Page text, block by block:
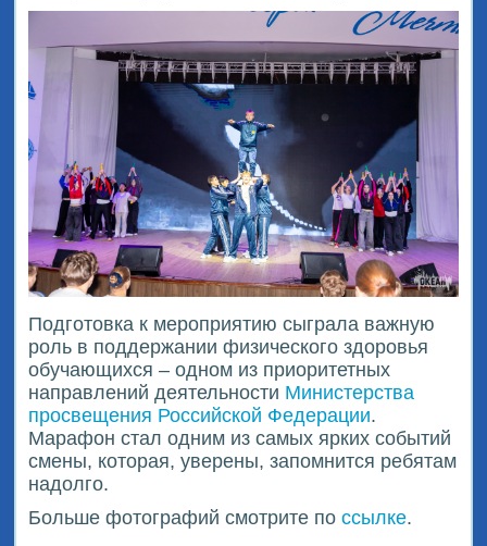
Подготовка к мероприятию сыграла важную
роль в поддержании физического здоровья
обучающихся – одном из приоритетных
направлений деятельности Министерства
просвещения Российской Федерации.
Марафон стал одним из самых ярких событий
смены, которая, уверены, запомнится ребятам
надолго.
Больше фотографий смотрите поссылке.